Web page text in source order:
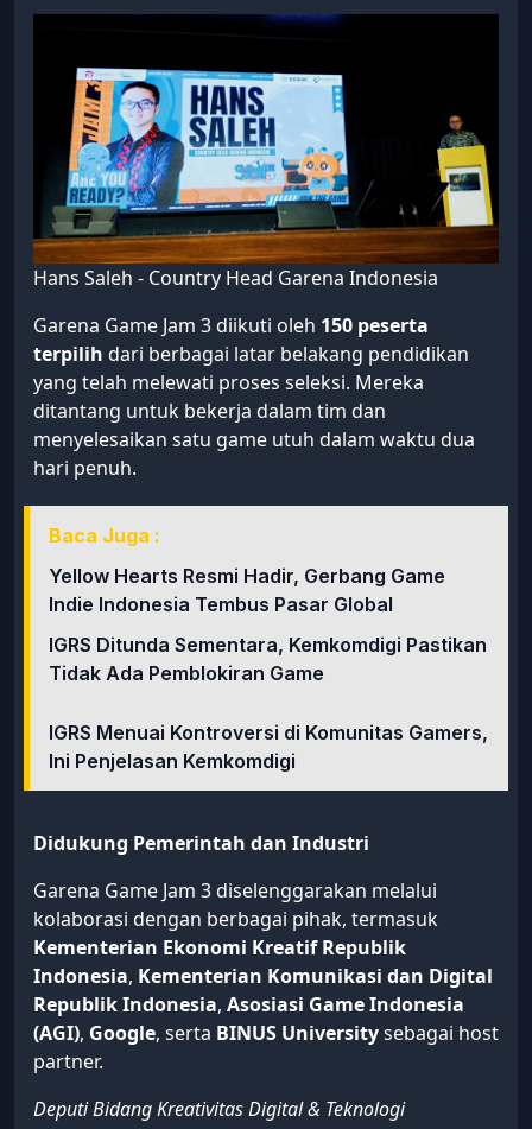
Hans Saleh - Country Head Garena Indonesia
Garena Game Jam 3 diikuti oleh 150 peserta
terpilih dari berbagai latar belakang pendidikan
yang telah melewati proses seleksi. Mereka
ditantang untuk bekerja dalam tim dan
menyelesaikan satu game utuh dalam waktu dua
hari penuh.
Baca Juga :
Yellow Hearts Resmi Hadir, Gerbang Game
Indie Indonesia Tembus Pasar Global
IGRS Ditunda Sementara, Kemkomdigi Pastikan
Tidak Ada Pemblokiran Game
IGRS Menuai Kontroversi di Komunitas Gamers,
Ini Penjelasan Kemkomdigi
Didukung Pemerintah dan Industri
Garena Game Jam 3 diselenggarakan melalui
kolaborasi dengan berbagai pihak, termasuk
Kementerian Ekonomi Kreatif Republik
Indonesia, Kementerian Komunikasi dan Digital
Republik Indonesia, Asosiasi Game Indonesia
(AGI), Google, serta BINUS Universitysebagai host
partner.
Deputi Bidang Kreativitas Digital & Teknologi